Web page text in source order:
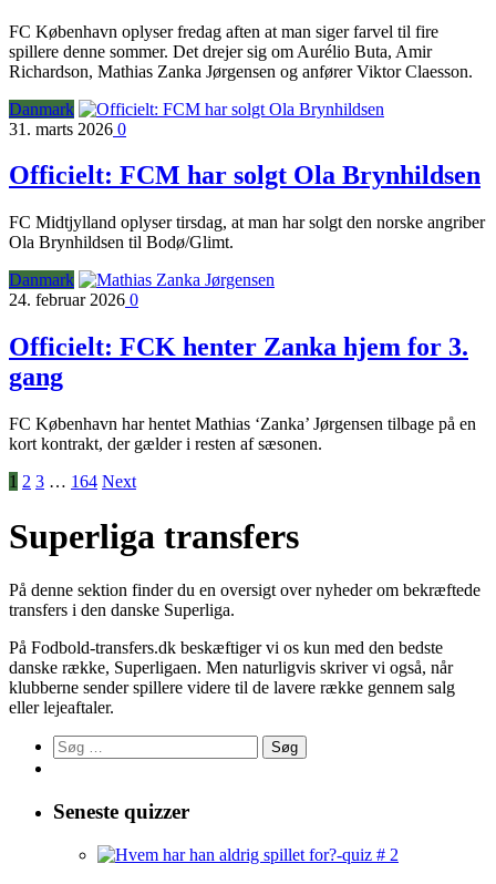
FC København oplyser fredag aften at man siger farvel til fire
spillere denne sommer. Det drejer sig om Aurélio Buta, Amir
Richardson, Mathias Zanka Jørgensen og anfører Viktor Claesson.
Danmark
31. marts 2026 0
Officielt: FCM har solgt Ola Brynhildsen
FC Midtjylland oplyser tirsdag, at man har solgt den norske angriber
Ola Brynhildsen til Bodø/Glimt.
Danmark
24. februar 2026 0
Officielt: FCK henter Zanka hjem for 3.
gang
FC København har hentet Mathias ‘Zanka’ Jørgensen tilbage på en
kort kontrakt, der gælder i resten af sæsonen.
1 2 3 … 164 Next
Superliga transfers
På denne sektion finder du en oversigt over nyheder om bekræftede
transfers i den danske Superliga.
På Fodbold-transfers.dk beskæftiger vi os kun med den bedste
danske række, Superligaen. Men naturligvis skriver vi også, når
klubberne sender spillere videre til de lavere række gennem salg
eller lejeaftaler.
Søg
efter:
Seneste quizzer